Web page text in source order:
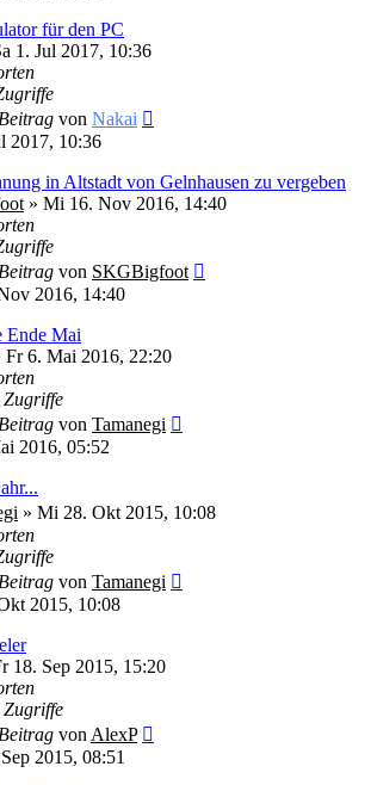
für den PC
1. Jul 2017, 10:36
von Nakai
2017, 10:36
in Altstadt von Gelnhausen zu vergeben
» Mi 16. Nov 2016, 14:40
von SKGBigfoot
2016, 14:40
Ende Mai
Fr 6. Mai 2016, 22:20
Zugriffe
von Tamanegi
2016, 05:52
» Mi 28. Okt 2015, 10:08
von Tamanegi
2015, 10:08
18. Sep 2015, 15:20
Zugriffe
von AlexP
2015, 08:51